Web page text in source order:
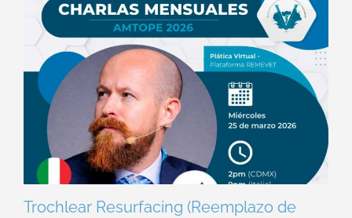
Trochlear Resurfacing (Reemplazo de